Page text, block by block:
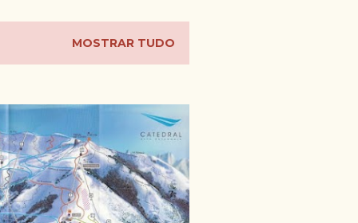
MOSTRAR TUDO